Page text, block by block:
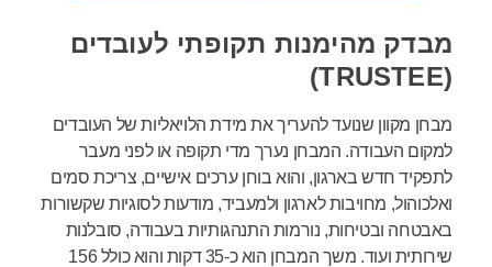
מבדק מהימנות תקופתי לעובדים
(TRUSTEE)
מבחן מקוון שנועד להעריך את מידת הלויאליות של העובדים
למקום העבודה. המבחן נערך מדי תקופה או לפני מעבר
לתפקיד חדש בארגון, והוא בוחן ערכים אישיים, צריכת סמים
ואלכוהול, מחויבות לארגון ולמעביד, מודעות לסוגיות שקשורות
באבטחה ובטיחות, נורמות התנהגותיות בעבודה, סובלנות
שירותית ועוד. משך המבחן הוא כ-35 דקות והוא כולל 156